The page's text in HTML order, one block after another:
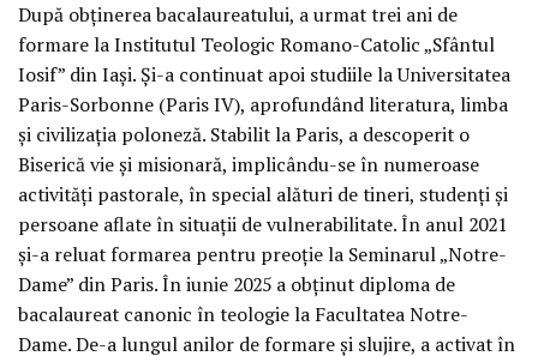
După obținerea bacalaureatului, a urmat trei ani de
formare la Institutul Teologic Romano-Catolic „Sfântul
Iosif” din Iași. Și-a continuat apoi studiile la Universitatea
Paris-Sorbonne (Paris IV), aprofundând literatura, limba
și civilizația poloneză. Stabilit la Paris, a descoperit o
Biserică vie și misionară, implicându-se în numeroase
activități pastorale, în special alături de tineri, studenți și
persoane aflate în situații de vulnerabilitate. În anul 2021
și-a reluat formarea pentru preoție la Seminarul „Notre-
Dame” din Paris. În iunie 2025 a obținut diploma de
bacalaureat canonic în teologie la Facultatea Notre-
Dame. De-a lungul anilor de formare și slujire, a activat în